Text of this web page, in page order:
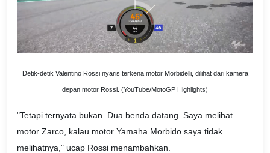
Detik-detik Valentino Rossi nyaris terkena motor Morbidelli, dilihat dari kamera
depan motor Rossi. (YouTube/MotoGP Highlights)
"Tetapi ternyata bukan. Dua benda datang. Saya melihat
motor Zarco, kalau motor Yamaha Morbido saya tidak
melihatnya," ucap Rossi menambahkan.